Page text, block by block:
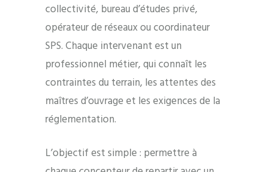
collectivité, bureau d’études privé,
opérateur de réseaux ou coordinateur
SPS. Chaque intervenant est un
professionnel métier, qui connaît les
contraintes du terrain, les attentes des
maîtres d’ouvrage et les exigences de la
réglementation.
L’objectif est simple : permettre à